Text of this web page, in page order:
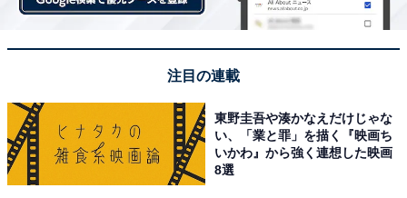
注目の連載
東野圭吾や湊かなえだけじゃな
い、「業と罪」を描く『映画ち
いかわ』から強く連想した映画
8選